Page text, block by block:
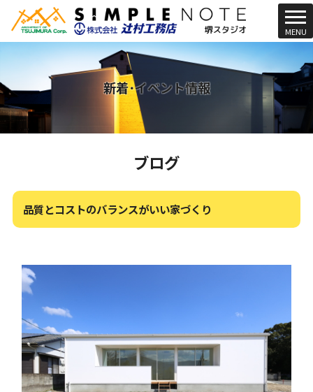
t
o
g
g
l
a
a
i
MENU
新着･イベント情報
ブログ
品質とコストのバランスがいい家づくり